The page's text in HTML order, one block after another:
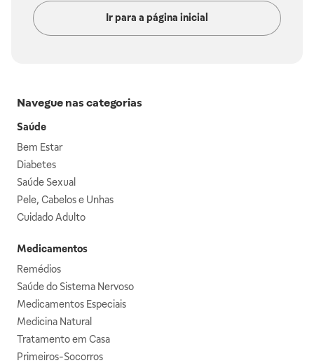
Ir para a página inicial
Navegue nas categorias
Saúde
Bem Estar
Diabetes
Saúde Sexual
Pele, Cabelos e Unhas
Cuidado Adulto
Medicamentos
Remédios
Saúde do Sistema Nervoso
Medicamentos Especiais
Medicina Natural
Tratamento em Casa
Primeiros-Socorros